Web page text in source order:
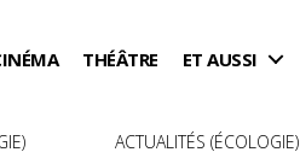
THÉÂTRE ET AUSSI
Catégories
ACTUALITÉS (ÉCOLOGIE)